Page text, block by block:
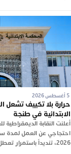
حرارة بلا تكييف تشعل
الابتدائية في طنجة
أعلنت النقابة
2026، تنديداً باستمرار تعطل